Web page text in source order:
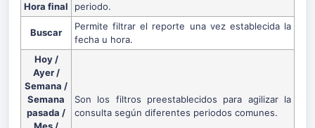
Hora final
periodo.
Buscar
Permite filtrar el reporte una vez establecida la
fecha u hora.
Hoy /
Ayer /
Semana /
Semana
pasada /
Son los filtros preestablecidos para agilizar la
consulta según diferentes periodos comunes.